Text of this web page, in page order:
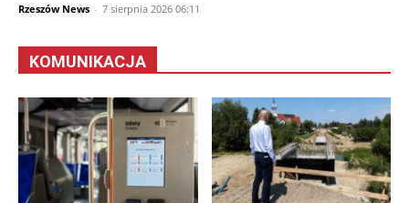
Rzeszów News - 7 sierpnia 2026 06:11
KOMUNIKACJA